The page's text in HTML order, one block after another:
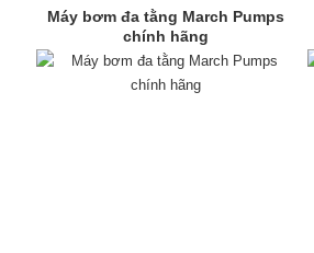
Máy bơm đa tằng March Pumps
chính hãng